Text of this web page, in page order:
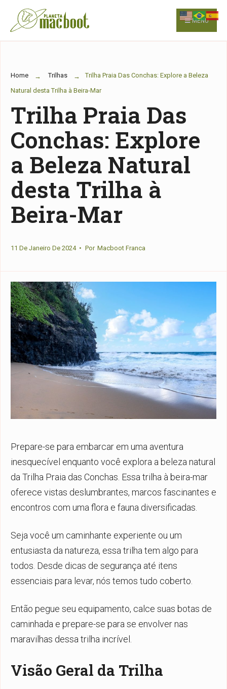
Skip
to
MENU
Home Trilhas
Trilha Praia Das Conchas: Explore a Beleza
Natural desta Trilha à Beira-Mar
Trilha Praia Das
Conchas: Explore
a Beleza Natural
desta Trilha à
Beira-Mar
11 De Janeiro De 2024 • Por Macboot Franca
Prepare-se para embarcar em uma aventura
inesquecível enquanto você explora a beleza natural
da Trilha Praia das Conchas. Essa trilha à beira-mar
oferece vistas deslumbrantes, marcos fascinantes e
encontros com uma flora e fauna diversificadas.
Seja você um caminhante experiente ou um
entusiasta da natureza, essa trilha tem algo para
todos. Desde dicas de segurança até itens
essenciais para levar, nós temos tudo coberto.
Então pegue seu equipamento, calce suas botas de
caminhada e prepare-se para se envolver nas
maravilhas dessa trilha incrível.
Visão Geral da Trilha